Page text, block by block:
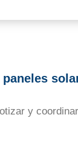
paneles
y